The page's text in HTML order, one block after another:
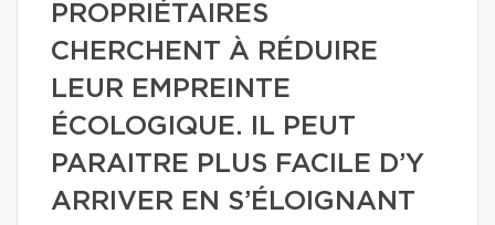
PROPRIÉTAIRES
CHERCHENT À RÉDUIRE
LEUR EMPREINTE
ÉCOLOGIQUE. IL PEUT
PARAITRE PLUS FACILE D’Y
ARRIVER EN S’ÉLOIGNANT